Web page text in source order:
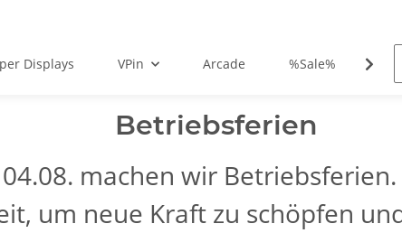
Displays VPin Arcade %Sale%
Betriebsferien
machen wir
um neue Kraft zu schöpfen